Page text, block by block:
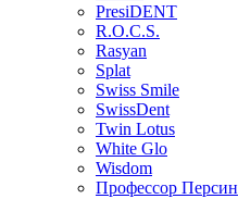
PresiDENT
R.O.C.S.
Rasyan
Splat
Swiss Smile
SwissDent
Twin Lotus
White Glo
Wisdom
Профессор Персин